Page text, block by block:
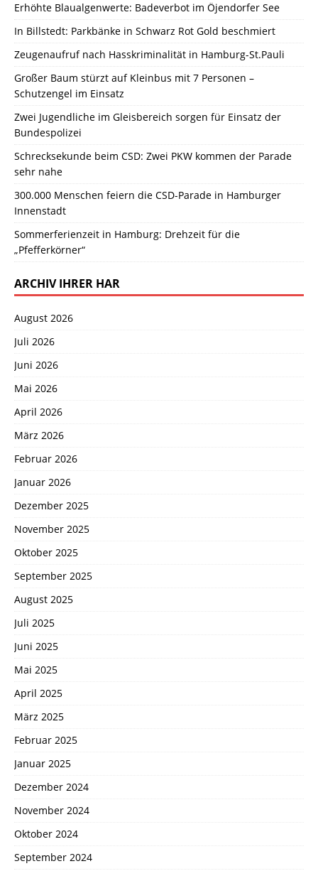
Erhöhte Blaualgenwerte: Badeverbot im Öjendorfer See
In Billstedt: Parkbänke in Schwarz Rot Gold beschmiert
Zeugenaufruf nach Hasskriminalität in Hamburg-St.Pauli
Großer Baum stürzt auf Kleinbus mit 7 Personen –
Schutzengel im Einsatz
Zwei Jugendliche im Gleisbereich sorgen für Einsatz der
Bundespolizei
Schrecksekunde beim CSD: Zwei PKW kommen der Parade
sehr nahe
300.000 Menschen feiern die CSD-Parade in Hamburger
Innenstadt
Sommerferienzeit in Hamburg: Drehzeit für die
„Pfefferkörner“
ARCHIV IHRER HAR
August 2026
Juli 2026
Juni 2026
Mai 2026
April 2026
März 2026
Februar 2026
Januar 2026
Dezember 2025
November 2025
Oktober 2025
September 2025
August 2025
Juli 2025
Juni 2025
Mai 2025
April 2025
März 2025
Februar 2025
Januar 2025
Dezember 2024
November 2024
Oktober 2024
September 2024